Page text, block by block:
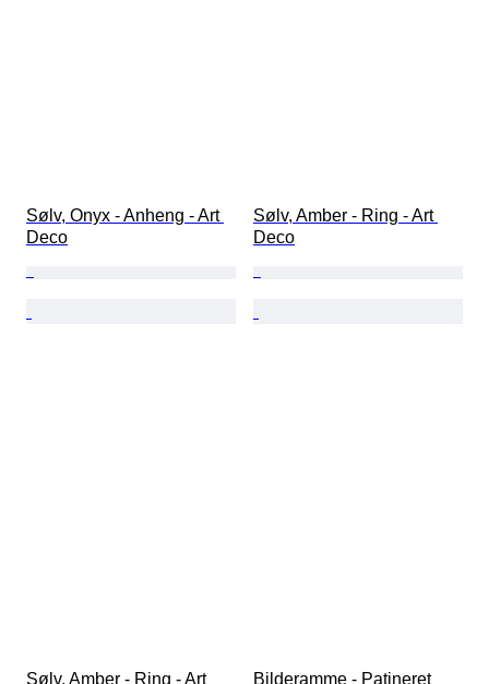
Sølv, Onyx - Anheng - Art
Deco
Sølv, Amber - Ring - Art
Deco
Sølv, Amber - Ring - Art Bilderamme - Patineret